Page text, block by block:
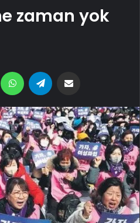
zaman yok
MessengerWhatsApp